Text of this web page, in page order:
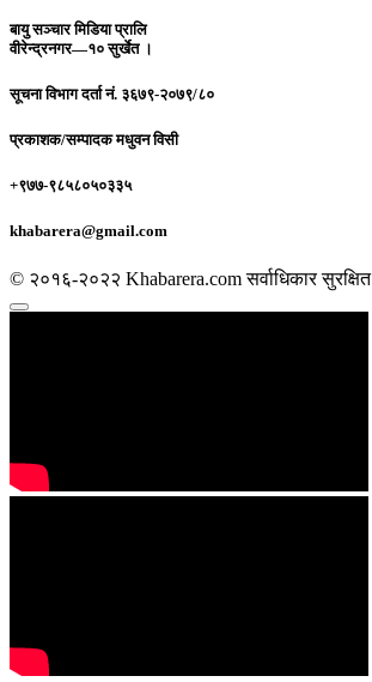
बायु सञ्चार मिडिया प्रालि
वीरेन्द्रनगर—१० सुर्खेत ।
सूचना विभाग दर्ता नं. ३६७९-२०७९/८०
प्रकाशक/सम्पादकमधुवन विसी
+९७७-९८५८०५०३३५
khabarera@gmail.com
© २०१६-२०२२ Khabarera.com सर्वाधिकार सुरक्षित